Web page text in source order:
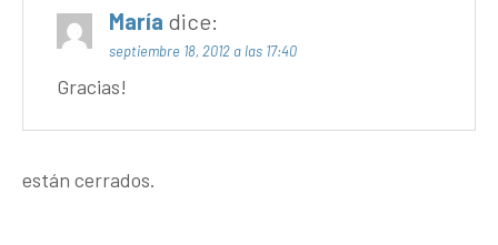
María dice:
septiembre 18, 2012 a las 17:40
Gracias!
están cerrados.